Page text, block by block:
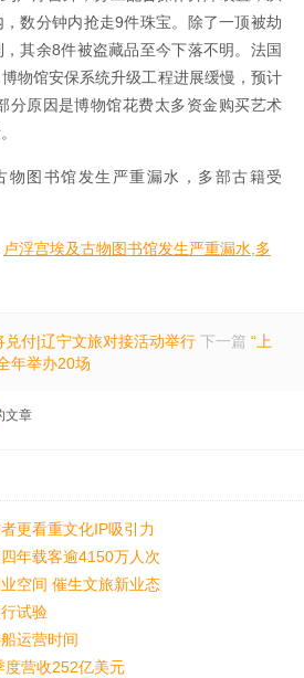
数分钟内抢走9件珠宝。除了一顶被劫
其余8件被盗藏品至今下落不明。法国
物馆安保系统升级工程进展缓慢，预计
分原因是博物馆花费太多资金购买艺术
物图书馆发生严重漏水，多部古籍受
卢浮宫埃及古物图书馆发生严重漏水,多
兑付|辽宁文旅对接活动举行 下一篇 “上
年举办20场
文章
更看重文化IP吸引力
年载客逾4150万人次
空间 催生文旅新业态
试验
运营时间
度营收252亿美元